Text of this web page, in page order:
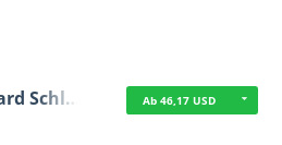
Schl… Ab 46,17 USD